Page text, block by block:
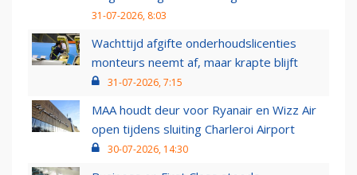
31-07-2026, 8:03
Wachttijd afgifte onderhoudslicenties
monteurs neemt af, maar krapte blijft
31-07-2026, 7:15
MAA houdt deur voor Ryanair en Wizz Air
open tijdens sluiting Charleroi Airport
30-07-2026, 14:30